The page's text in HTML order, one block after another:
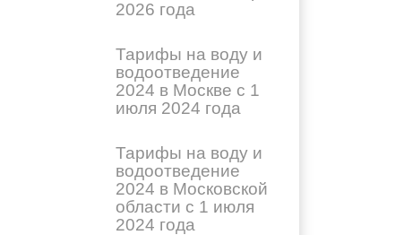
2026 года
Тарифы на воду и
водоотведение
2024 в Москве с 1
июля 2024 года
Тарифы на воду и
водоотведение
2024 в Московской
области с 1 июля
2024 года